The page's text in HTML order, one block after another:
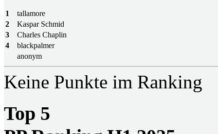
1
tallamore
2
Kaspar Schmid
3
Charles Chaplin
4
blackpalmer
anonym
Keine Punkte im Ranking
Top 5